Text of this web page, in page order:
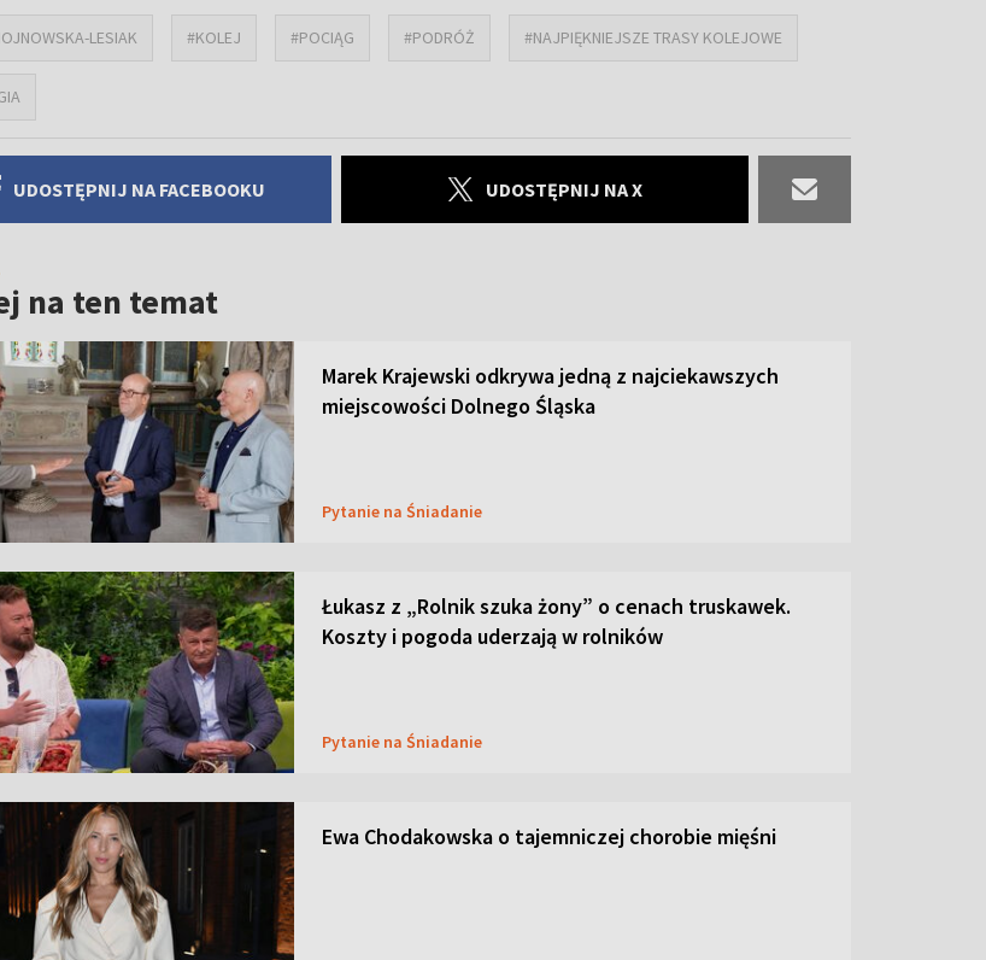
LESIAK #KOLEJ #POCIĄG #PODRÓŻ #NAJPIĘKNIEJSZE TRASY KOLEJOWE
UDOSTĘPNIJ NA FACEBOOKU UDOSTĘPNIJ NA X
na ten temat
Marek Krajewski odkrywa jedną z najciekawszych
miejscowości Dolnego Śląska
Pytanie na Śniadanie
Łukasz z „Rolnik szuka żony” o cenach truskawek.
Koszty i pogoda uderzają w rolników
Pytanie na Śniadanie
Ewa Chodakowska o tajemniczej chorobie mięśni